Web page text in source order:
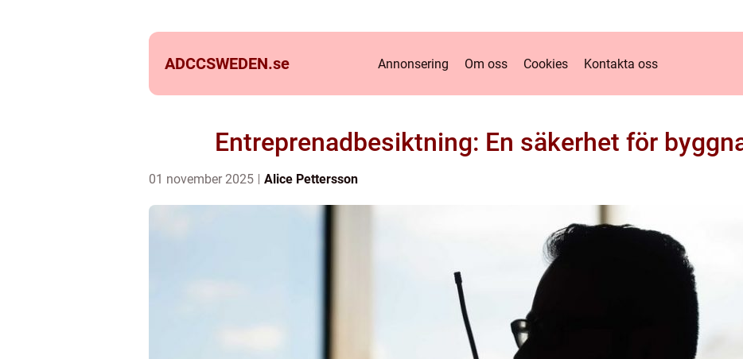
ADCCSWEDEN.se Annonsering Om oss Cookies Kontakta oss
Entreprenadbesiktning: En säkerhet för
01 november 2025 Alice Pettersson